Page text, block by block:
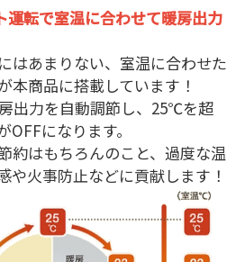
転で室温に合わせて暖房出力
はあまりない、室温に合わせた
本商品に搭載しています！
出力を自動調節し、25℃を超
になります。
約はもちろんのこと、過度な温
や火事防止などに貢献します！